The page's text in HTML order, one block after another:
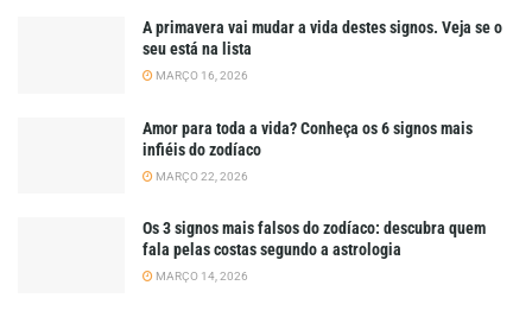
A primavera vai mudar a vida destes signos. Veja se o
seu está na lista
MARÇO 16, 2026
Amor para toda a vida? Conheça os 6 signos mais
infiéis do zodíaco
MARÇO 22, 2026
Os 3 signos mais falsos do zodíaco: descubra quem
fala pelas costas segundo a astrologia
MARÇO 14, 2026